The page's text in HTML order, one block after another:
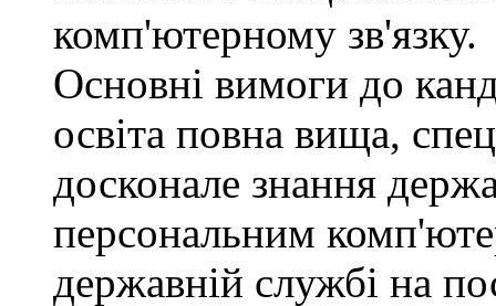
комп'ютерному зв'язку.
Основні вимоги до
освіта повна вища,
досконале знання
персональним
державній службі на